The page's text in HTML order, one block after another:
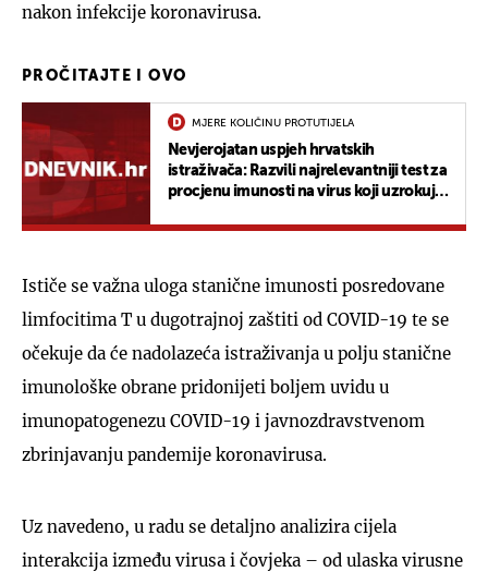
nakon infekcije koronavirusa.
PROČITAJTE I OVO
MJERE KOLIČINU PROTUTIJELA
Nevjerojatan uspjeh hrvatskih
istraživača: Razvili najrelevantniji test za
procjenu imunosti na virus koji uzrokuje
Ističe se važna uloga stanične imunosti posredovane
limfocitima T u dugotrajnoj zaštiti od COVID-19 te se
očekuje da će nadolazeća istraživanja u polju stanične
imunološke obrane pridonijeti boljem uvidu u
imunopatogenezu COVID-19 i javnozdravstvenom
zbrinjavanju pandemije koronavirusa.
Uz navedeno, u radu se detaljno analizira cijela
interakcija između virusa i čovjeka – od ulaska virusne